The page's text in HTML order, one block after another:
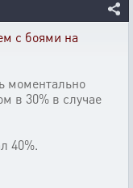
с боями на
моментально
в 30% в случае
40%.